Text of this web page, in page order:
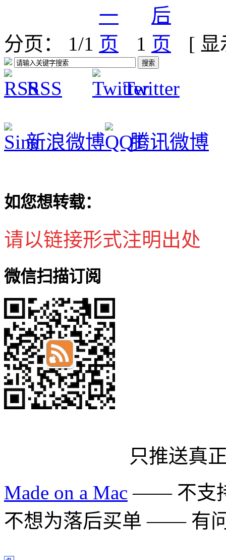
分页： 1/1 1 [
RSS Twitter
新浪微博 腾讯微博
如您想转载：
请以链接形式注明出处
微信扫描订阅
只推送真
Made on a Mac —— 不支
不想为落后买单 —— 有